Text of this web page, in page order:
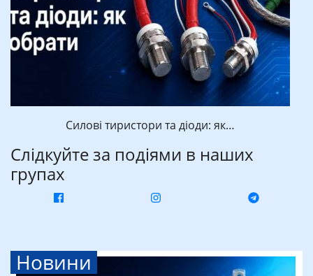
Силові тиристори та діоди: як…
Слідкуйте за подіями в наших
групах
Новини